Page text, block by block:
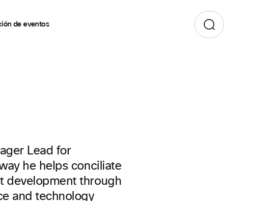
de eventos
Lead for
he helps conciliate
development through
and technology